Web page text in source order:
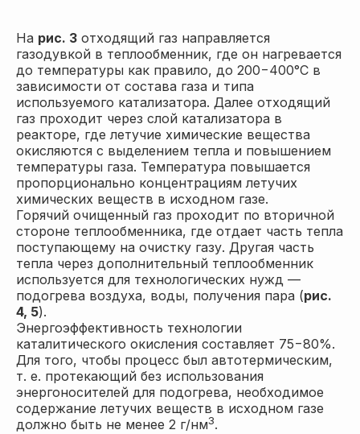
На рис. 3 отходящий газ направляется
газодувкой в теплообменник, где он нагревается
до температуры как правило, до 200−400°С в
зависимости от состава газа и типа
используемого катализатора. Далее отходящий
газ проходит через слой катализатора в
реакторе, где летучие химические вещества
окисляются с выделением тепла и повышением
температуры газа. Температура повышается
пропорционально концентрациям летучих
химических веществ в исходном газе.
Горячий очищенный газ проходит по вторичной
стороне теплообменника, где отдает часть тепла
поступающему на очистку газу. Другая часть
тепла через дополнительный теплообменник
используется для технологических нужд —
подогрева воздуха, воды, получения пара (рис.
4, 5).
Энергоэффективность технологии
каталитического окисления составляет 75−80%.
Для того, чтобы процесс был автотермическим,
т. е. протекающий без использования
энергоносителей для подогрева, необходимое
содержание летучих веществ в исходном газе
должно быть не менее 2 г/нм3.